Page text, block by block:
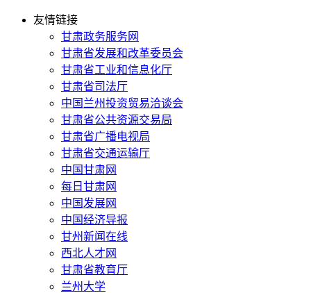
友情链接
甘肃政务服务网
甘肃省发展和改革委员会
甘肃省工业和信息化厅
甘肃省司法厅
中国兰州投资贸易洽谈会
甘肃省公共资源交易局
甘肃省广播电视局
甘肃省交通运输厅
中国甘肃网
每日甘肃网
中国发展网
中国经济导报
甘州新闻在线
西北人才网
甘肃省教育厅
兰州大学